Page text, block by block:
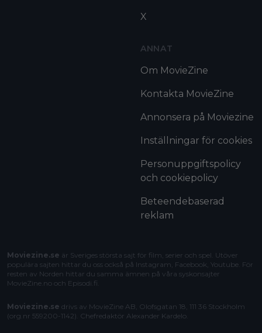
X
ANNAT
Om MovieZine
Kontakta MovieZine
Annonsera på Moviezine
Inställningar för cookies
Personuppgiftspolicy
och cookiepolicy
Beteendebaserad
reklam
Moviezine.se är Sveriges största sajt för film, serier och spel. Utöver
populära sajten hittar du oss också på Instagram, Facebook, Youtube. För
resten av Norden hittar du samma ämnen på våra syskonsajter
MovieZine.no och Episodi.fi
Moviezine.se drivs av MovieZine AB, Olofsgatan 18, 111 36 Stockholm
(org.nr 559200-1142). Chefredaktör Alexander Kardelo